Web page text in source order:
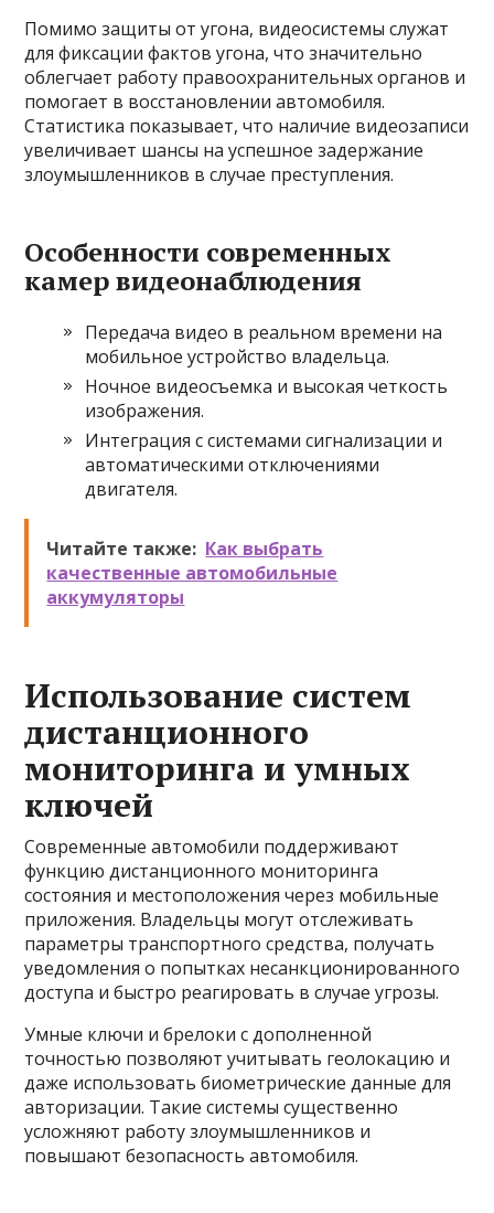
Помимо защиты от угона, видеосистемы служат
для фиксации фактов угона, что значительно
облегчает работу правоохранительных органов и
помогает в восстановлении автомобиля.
Статистика показывает, что наличие видеозаписи
увеличивает шансы на успешное задержание
злоумышленников в случае преступления.
Особенности современных
камер видеонаблюдения
Передача видео в реальном времени на
мобильное устройство владельца.
Ночное видеосъемка и высокая четкость
изображения.
Интеграция с системами сигнализации и
автоматическими отключениями
двигателя.
Читайте также: Как выбрать
качественные автомобильные
аккумуляторы
Использование систем
дистанционного
мониторинга и умных
ключей
Современные автомобили поддерживают
функцию дистанционного мониторинга
состояния и местоположения через мобильные
приложения. Владельцы могут отслеживать
параметры транспортного средства, получать
уведомления о попытках несанкционированного
доступа и быстро реагировать в случае угрозы.
Умные ключи и брелоки с дополненной
точностью позволяют учитывать геолокацию и
даже использовать биометрические данные для
авторизации. Такие системы существенно
усложняют работу злоумышленников и
повышают безопасность автомобиля.